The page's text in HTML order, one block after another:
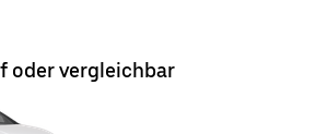
oder vergleichbar